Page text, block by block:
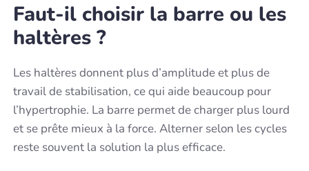
Faut-il choisir la barre ou les
haltères ?
Les haltères donnent plus d’amplitude et plus de
travail de stabilisation, ce qui aide beaucoup pour
l’hypertrophie. La barre permet de charger plus lourd
et se prête mieux à la force. Alterner selon les cycles
reste souvent la solution la plus efficace.